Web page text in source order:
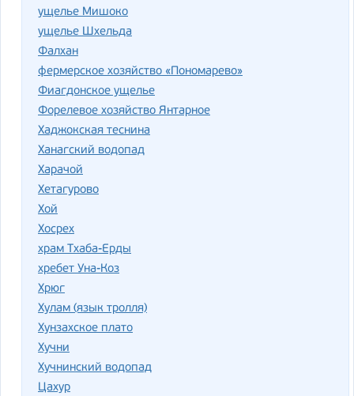
ущелье Мишоко
ущелье Шхельда
Фалхан
фермерское хозяйство «Пономарево»
Фиагдонское ущелье
Форелевое хозяйство Янтарное
Хаджокская теснина
Ханагский водопад
Харачой
Хетагурово
Хой
Хосрех
храм Тхаба-Ерды
хребет Уна-Коз
Хрюг
Хулам (язык тролля)
Хунзахское плато
Хучни
Хучнинский водопад
Цахур